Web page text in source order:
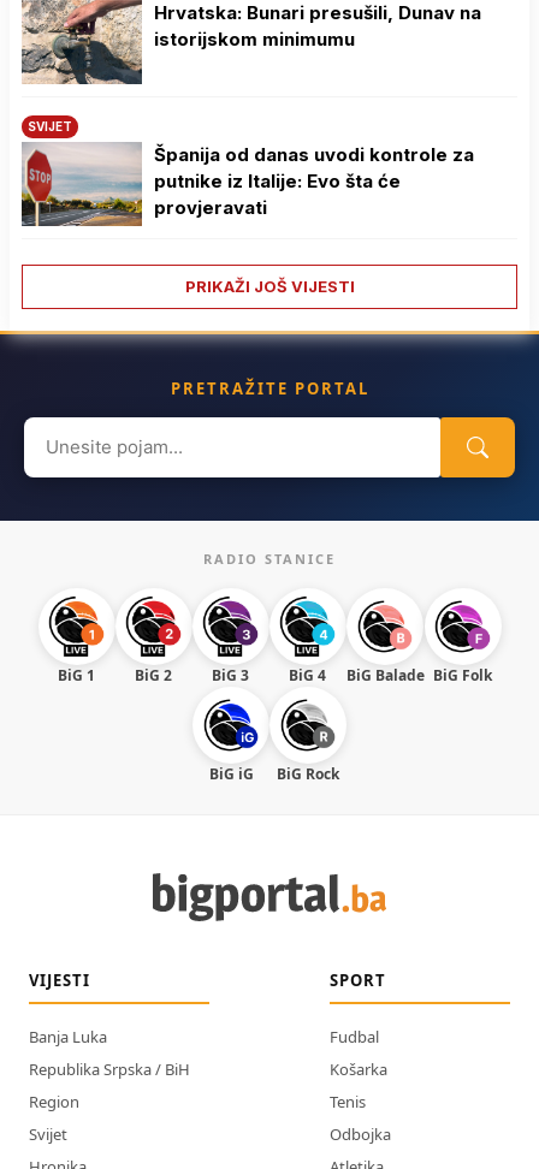
Hrvatska: Bunari presušili, Dunav na
istorijskom minimumu
SVIJET
Španija od danas uvodi kontrole za
putnike iz Italije: Evo šta će
provjeravati
PRIKAŽI JOŠ VIJESTI
PRETRAŽITE PORTAL
Search
for:
RADIO STANICE
BiG 1 BiG 2 BiG 3 BiG 4 BiG Balade BiG Folk
BiG iG BiG Rock
VIJESTI
Banja Luka
Republika Srpska / BiH
Region
Svijet
SPORT
Fudbal
Košarka
Tenis
Odbojka